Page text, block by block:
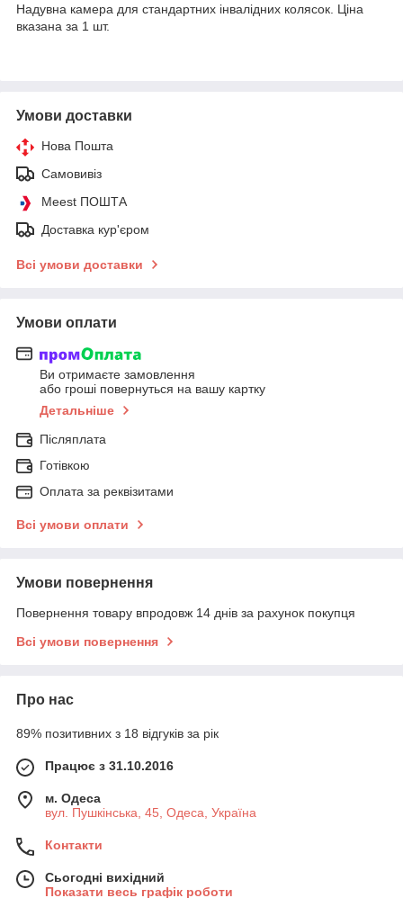
Надувна камера для стандартних інвалідних колясок. Ціна
вказана за 1 шт.
Умови доставки
Нова Пошта
Самовивіз
Meest ПОШТА
Доставка кур'єром
Всі умови доставки
Умови оплати
Ви отримаєте замовлення
або гроші повернуться на вашу картку
Детальніше
Післяплата
Готівкою
Оплата за реквізитами
Всі умови оплати
Умови повернення
Повернення товару впродовж 14 днів за рахунок покупця
Всі умови повернення
Про нас
89% позитивних з 18 відгуків за рік
Працює з 31.10.2016
м. Одеса
вул. Пушкінська, 45, Одеса, Україна
Контакти
Сьогодні вихідний
Показати весь графік роботи